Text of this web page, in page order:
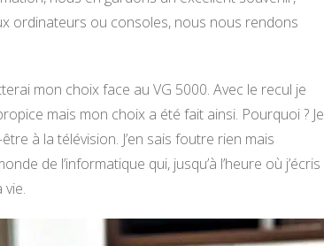
ordinateurs ou consoles, nous nous rendons
mon choix face au VG 5000. Avec le recul je
mais mon choix a été fait ainsi. Pourquoi ? Je
à la télévision. J’en sais foutre rien mais
de l’informatique qui, jusqu’à l’heure où j’écris